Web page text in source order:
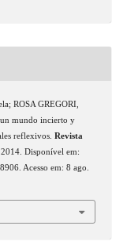
ROSA GREGORI,
mundo incierto y
reflexivos. Revista
Disponível em:
Acesso em: 8 ago.